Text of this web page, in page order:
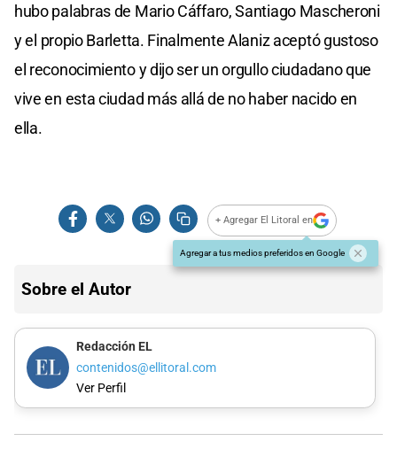
hubo palabras de Mario Cáffaro, Santiago Mascheroni
y el propio Barletta. Finalmente Alaniz aceptó gustoso
el reconocimiento y dijo ser un orgullo ciudadano que
vive en esta ciudad más allá de no haber nacido en
ella.
+ Agregar El Litoral en
Agregar a tus medios preferidos en Google
Sobre el Autor
Redacción EL
contenidos@ellitoral.com
Ver Perfil